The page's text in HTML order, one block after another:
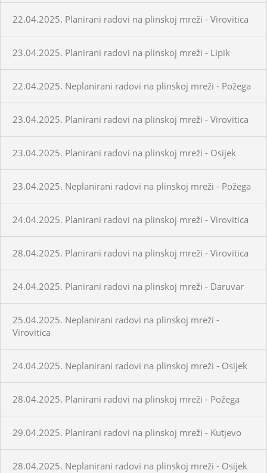
22.04.2025. Planirani radovi na plinskoj mreži - Virovitica
23.04.2025. Planirani radovi na plinskoj mreži - Lipik
22.04.2025. Neplanirani radovi na plinskoj mreži - Požega
23.04.2025. Planirani radovi na plinskoj mreži - Virovitica
23.04.2025. Planirani radovi na plinskoj mreži - Osijek
23.04.2025. Neplanirani radovi na plinskoj mreži - Požega
24.04.2025. Planirani radovi na plinskoj mreži - Virovitica
28.04.2025. Planirani radovi na plinskoj mreži - Virovitica
24.04.2025. Planirani radovi na plinskoj mreži - Daruvar
25.04.2025. Neplanirani radovi na plinskoj mreži -
Virovitica
24.04.2025. Neplanirani radovi na plinskoj mreži - Osijek
28.04.2025. Planirani radovi na plinskoj mreži - Požega
29.04.2025. Planirani radovi na plinskoj mreži - Kutjevo
28.04.2025. Neplanirani radovi na plinskoj mreži - Osijek